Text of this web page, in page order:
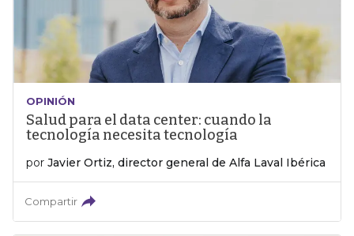
OPINIÓN
Salud para el data center: cuando la
tecnología necesita tecnología
por Javier Ortiz, director general de Alfa Laval Ibérica
Compartir